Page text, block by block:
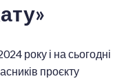
року і на сьогодні
проєкту